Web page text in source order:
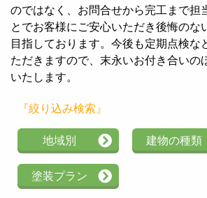
のではなく、お問合せから完工まで担
とでお客様にご安心いただき後悔のな
目指しております。今後も定期点検な
ただきますので、末永いお付き合いの
いたします。
『絞り込み検索』
地域別 建物の種類
塗装プラン